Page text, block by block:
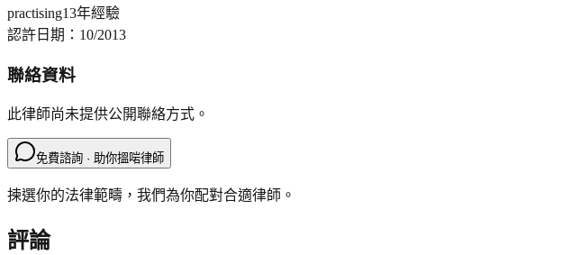
practising13年經驗
認許日期： 10/2013
聯絡資料
此律師尚未提供公開聯絡方式。
免費諮詢 · 助你搵啱律師
揀選你的法律範疇，我們為你配對合適律師。
評論